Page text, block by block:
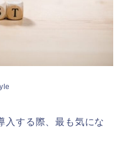
入する際、最も気にな